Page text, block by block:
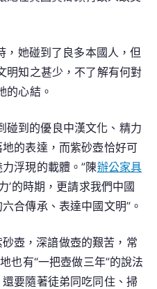
她碰到了良多本國人，但
明知之甚少，不了解有何對
的心結。
碰到的優良中漢文化、精力
的表達，而紫砂壺恰好可
浮現的載體。”陳辦公家具
’的時期，更請求我們中國
合傳承、表達中國文明”。
壺，深諳做壺的艱苦，常
也有“一把壺做三年”的說法
要隨著徒弟同吃同住、掃